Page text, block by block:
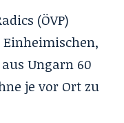
(ÖVP)
Ungarn 60
je vor Ort zu